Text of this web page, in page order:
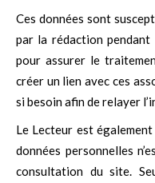
Ces données sont
par la rédaction pendant
pour assurer le
créer un lien avec ces
si besoin afin de relayer
Le Lecteur est
données personnelles
consultation du site.